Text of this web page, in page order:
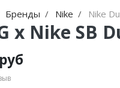
Бренды Nike Nike
x Nike SB